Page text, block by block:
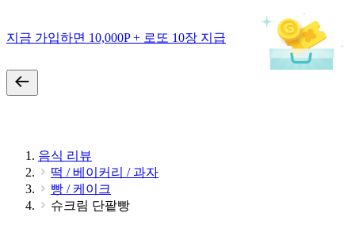
지금 가입하면 10,000P + 로또 10장 지급
음식 리뷰
떡 / 베이커리 / 과자
빵 / 케이크
슈크림 단팥빵